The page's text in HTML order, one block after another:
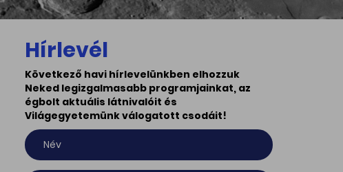
Hírlevél
Következő havi hírlevelünkben elhozzuk
Neked legizgalmasabb programjainkat, az
égbolt aktuális látnivalóit és
Világegyetemünk válogatott csodáit!